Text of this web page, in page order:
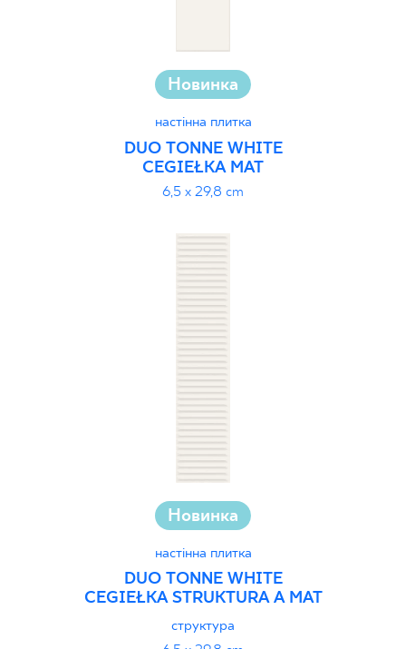
Новинка
настінна плитка
DUO TONNE WHITE
CEGIEŁKA MAT
6,5 x 29,8 cm
Новинка
настінна плитка
DUO TONNE WHITE
CEGIEŁKA STRUKTURA A MAT
структура